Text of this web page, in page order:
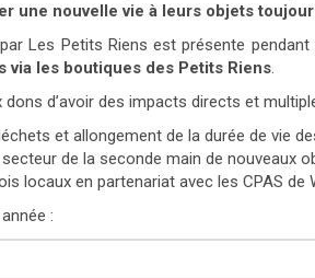
une nouvelle vie à leurs objets
Les Petits Riens est présente
via les boutiques des Petits Riens.
d’avoir des impacts directs et
et allongement de la durée de vie
de la seconde main de nouveaux
locaux en partenariat avec les CPAS
: